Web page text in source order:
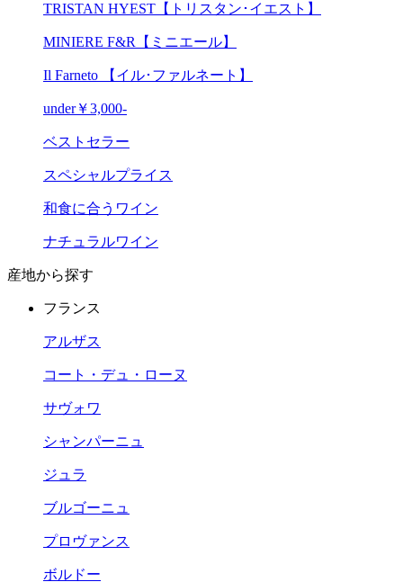
TRISTAN HYEST【トリスタン･イエスト】
MINIERE F&R【ミニエール】
Il Farneto 【イル･ファルネート】
under￥3,000-
ベストセラー
スペシャルプライス
和食に合うワイン
ナチュラルワイン
産地から探す
フランス
アルザス
コート・デュ・ローヌ
サヴォワ
シャンパーニュ
ジュラ
ブルゴーニュ
プロヴァンス
ボルドー